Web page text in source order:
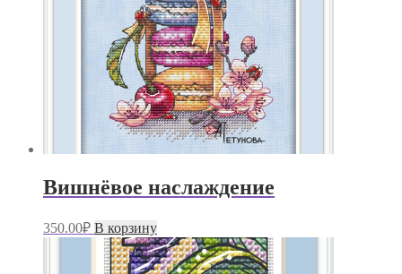
Вишнёвое наслаждение
350.00₽ В корзину